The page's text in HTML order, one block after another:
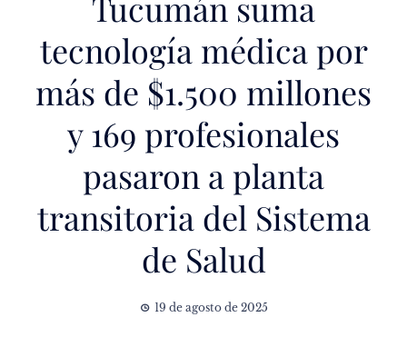
tecnología médica por
más de $1.500 millones
y 169 profesionales
pasaron a planta
transitoria del Sistema
de Salud
19 de agosto de 2025